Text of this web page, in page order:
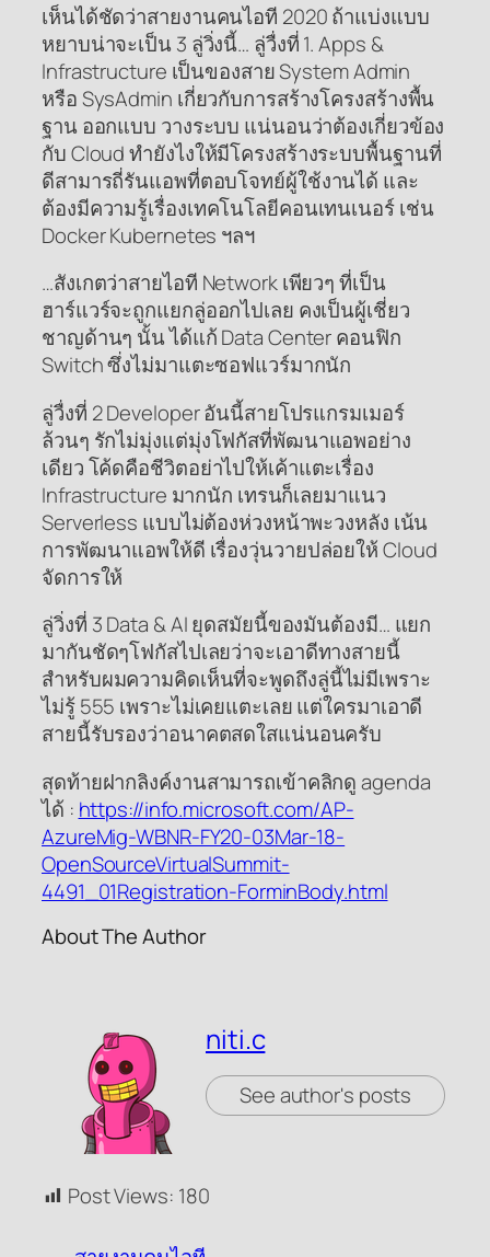
เห็นได้ชัดว่าสายงานคนไอที 2020 ถ้าแบ่งแบบ
หยาบน่าจะเป็น 3 ลู่วิ่งนี้… ลู่วื่งที่ 1. Apps &
Infrastructure เป็นของสาย System Admin
หรือ SysAdmin เกี่ยวกับการสร้างโครงสร้างพื้น
ฐาน ออกแบบ วางระบบ แน่นอนว่าต้องเกี่ยวข้อง
กับ Cloud ทำยังไงให้มีโครงสร้างระบบพื้นฐานที่
ดีสามารถี่รันแอพที่ตอบโจทย์ผู้ใช้งานได้ และ
ต้องมีความรู้เรื่องเทคโนโลยีคอนเทนเนอร์ เช่น
Docker Kubernetes ฯลฯ
…สังเกตว่าสายไอที Network เพียวๆ ที่เป็น
ฮาร์แวร์จะถูกแยกลู่ออกไปเลย คงเป็นผู้เชี่ยว
ชาญด้านๆ นั้น ได้แก้ Data Center คอนฟิก
Switch ซึ่งไม่มาแตะซอฟแวร์มากนัก
ลู่วื่งที่ 2 Developer อันนี้สายโปรแกรมเมอร์
ล้วนๆ รักไม่มุ่งแต่มุ่งโฟกัสที่พัฒนาแอพอย่าง
เดียว โค้ดคือชีวิตอย่าไปให้เค้าแตะเรื่อง
Infrastructure มากนัก เทรนก็เลยมาแนว
Serverless แบบไม่ต้องห่วงหน้าพะวงหลัง เน้น
การพัฒนาแอพให้ดี เรื่องวุ่นวายปล่อยให้ Cloud
จัดการให้
ลู่วิ่งที่ 3 Data & AI ยุดสมัยนี้ของมันต้องมี… แยก
มากันชัดๆโฟกัสไปเลยว่าจะเอาดีทางสายนี้
สำหรับผมความคิดเห็นที่จะพูดถึงลู่นี้ไม่มีเพราะ
ไม่รู้ 555 เพราะไม่เคยแตะเลย แต่ใครมาเอาดี
สายนี้รับรองว่าอนาคตสดใสแน่นอนครับ
สุดท้ายฝากลิงค์งานสามารถเข้าคลิกดู agenda
ได้ : https://info.microsoft.com/AP-
AzureMig-WBNR-FY20-03Mar-18-
OpenSourceVirtualSummit-
4491_01Registration-ForminBody.html
About The Author
niti.c
See author's posts
Post Views: 180